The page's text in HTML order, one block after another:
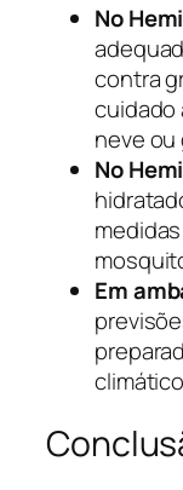
No
contra
cuidado
neve ou
No
Em